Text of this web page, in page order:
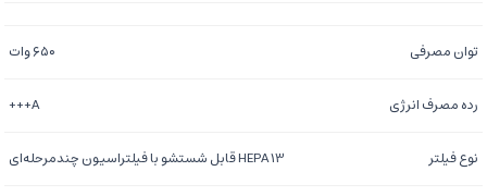
توان مصرفی ۶۵۰ وات
رده مصرف انرژی A+++
نوع فیلتر HEPA 13 قابل شستشو با فیلتراسیون چندمرحله‌ای